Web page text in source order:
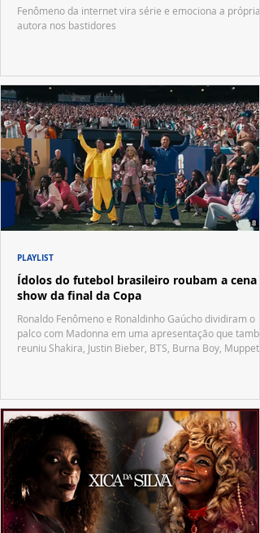
Fenômeno da internet vira série e emociona a própria
autora nos bastidores
Ídolos do futebol brasileiro roubam a cena
show da final da Copa
Ronaldo Fenômeno e Ronaldinho Gaúcho dividiram o
palco com Madonna em uma apresentação que
reuniu Shakira, Justin Bieber, BTS, Burna Boy, Muppets,
PLAYLIST